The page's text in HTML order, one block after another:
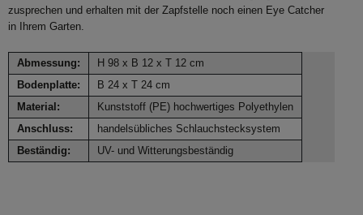
zusprechen und erhalten mit der Zapfstelle noch einen Eye Catcher
in Ihrem Garten.
Abmessung:
H 98 x B 12 x T 12 cm
Bodenplatte:
B 24 x T 24 cm
Material:
Kunststoff (PE) hochwertiges Polyethylen
Anschluss:
handelsübliches Schlauchstecksystem
Beständig:
UV- und Witterungsbeständig